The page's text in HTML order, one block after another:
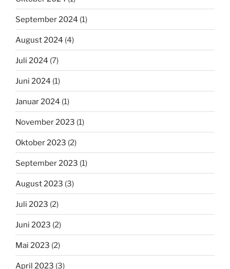
September 2024 (1)
August 2024 (4)
Juli 2024 (7)
Juni 2024 (1)
Januar 2024 (1)
November 2023 (1)
Oktober 2023 (2)
September 2023 (1)
August 2023 (3)
Juli 2023 (2)
Juni 2023 (2)
Mai 2023 (2)
April 2023 (3)